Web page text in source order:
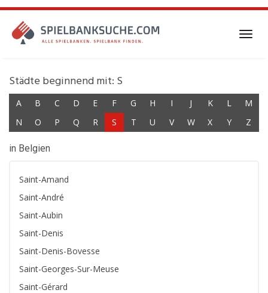
Skip
main
content
Städte beginnend mit: S
A B C D E F G H I J K L
M
N
O P Q R S T U V W X Y Z
in Belgien
Saint-Amand
Saint-André
Saint-Aubin
Saint-Denis
Saint-Denis-Bovesse
Saint-Georges-Sur-Meuse
Saint-Gérard